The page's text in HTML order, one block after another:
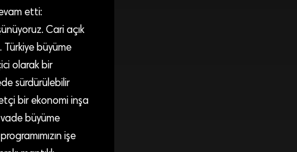
etti:
Cari açık
Türkiye büyüme
olarak bir
sürdürülebilir
bir ekonomi inşa
büyüme
işe